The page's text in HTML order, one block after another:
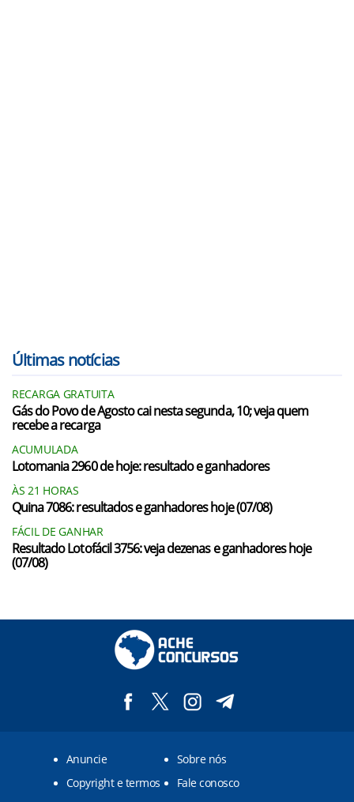
Últimas notícias
RECARGA GRATUITA
Gás do Povo de Agosto cai nesta segunda, 10; veja quem
recebe a recarga
ACUMULADA
Lotomania 2960 de hoje: resultado e ganhadores
ÀS 21 HORAS
Quina 7086: resultados e ganhadores hoje (07/08)
FÁCIL DE GANHAR
Resultado Lotofácil 3756: veja dezenas e ganhadores hoje
(07/08)
Anuncie
Sobre nós
Copyright e termos
Fale conosco